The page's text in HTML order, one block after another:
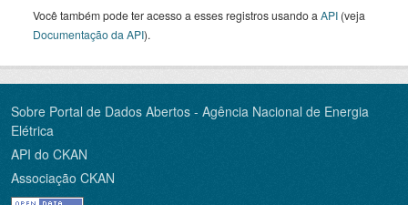
Você também pode ter acesso a esses registros usando a API (veja
Documentação da API).
Sobre Portal de Dados Abertos - Agência Nacional de Energia
Elétrica
API do CKAN
Associação CKAN